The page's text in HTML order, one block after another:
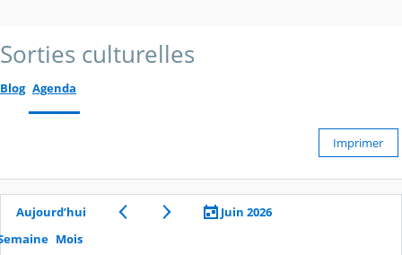
Sorties culturelles
Blog Agenda
Imprimer
Aujourd’hui
Juin 2026
Mois